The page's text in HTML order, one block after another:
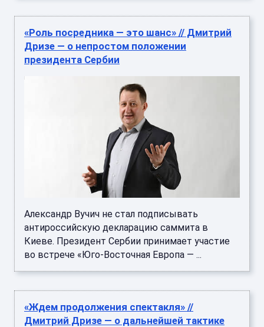
«Роль посредника — это шанс» // Дмитрий
Дризе — о непростом положении
президента Сербии
Александр Вучич не стал подписывать
антироссийскую декларацию саммита в
Киеве. Президент Сербии принимает участие
во встрече «Юго-Восточная Европа — ...
«Ждем продолжения спектакля» //
Дмитрий Дризе — о дальнейшей тактике